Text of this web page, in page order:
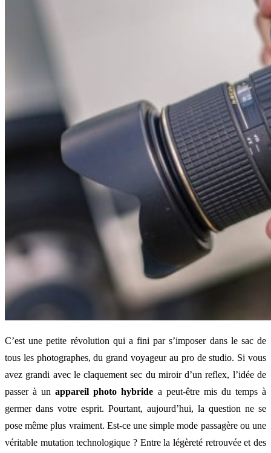
C’est une petite révolution qui a fini par s’imposer dans le sac de
tous les photographes, du grand voyageur au pro de studio. Si vous
avez grandi avec le claquement sec du miroir d’un reflex, l’idée de
passer à unappareil photo hybride a peut-être mis du temps à
germer dans votre esprit. Pourtant, aujourd’hui, la question ne se
pose même plus vraiment. Est-ce une simple mode passagère ou une
véritable mutation technologique ? Entre la légèreté retrouvée et des